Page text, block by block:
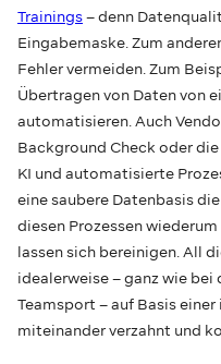
Trainings– denn
Eingabemaske. Zum
Fehler vermeiden. Zum
Übertragen von Daten von
automatisieren. Auch
Background Check oder
KI und automatisierte
eine saubere Datenbasis
diesen Prozessen
lassen sich bereinigen. All
idealerweise – ganz wie
Teamsport – auf Basis
miteinander verzahnt und